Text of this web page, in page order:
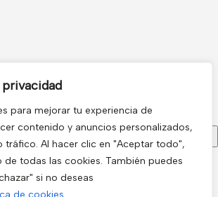
para mejorar tu experiencia de
contenido y anuncios personalizados,
tráfico. Al hacer clic en "Aceptar todo",
de todas las cookies. También puedes
si no deseas
de cookies
novedades
y promociones.
nuestraPolítica de privacidad